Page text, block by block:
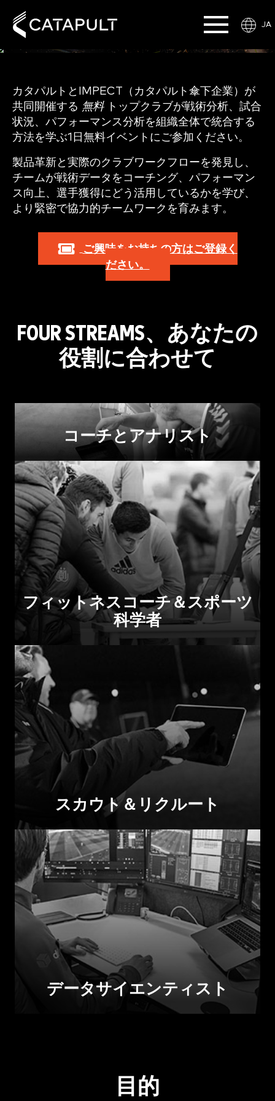
JA
カタパルトとIMPECT（カタパルト傘下企業）が
共同開催する 無料トップクラブが戦術分析、試合
状況、パフォーマンス分析を組織全体で統合する
方法を学ぶ1日無料イベントにご参加ください。
製品革新と実際のクラブワークフローを発見し、
チームが戦術データをコーチング、パフォーマン
ス向上、選手獲得にどう活用しているかを学び、
より緊密で協力的チームワークを育みます。
ご興味をお持ちの方はご登録く
ださい。
FOUR STREAMS、あなたの
役割に合わせて
コーチとアナリスト
フィットネスコーチ＆スポーツ
科学者
スカウト＆リクルート
データサイエンティスト
目的